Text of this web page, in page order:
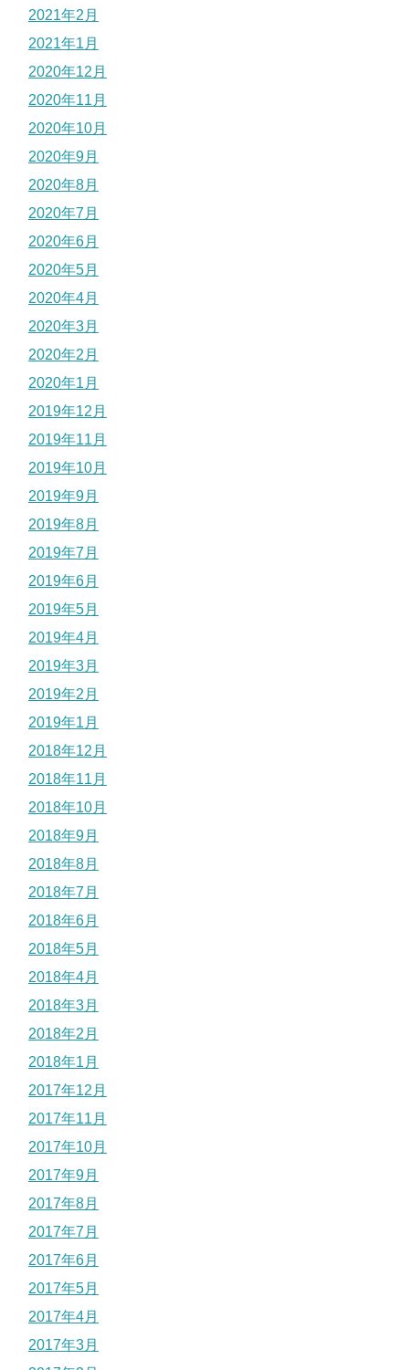
2021年2月
2021年1月
2020年12月
2020年11月
2020年10月
2020年9月
2020年8月
2020年7月
2020年6月
2020年5月
2020年4月
2020年3月
2020年2月
2020年1月
2019年12月
2019年11月
2019年10月
2019年9月
2019年8月
2019年7月
2019年6月
2019年5月
2019年4月
2019年3月
2019年2月
2019年1月
2018年12月
2018年11月
2018年10月
2018年9月
2018年8月
2018年7月
2018年6月
2018年5月
2018年4月
2018年3月
2018年2月
2018年1月
2017年12月
2017年11月
2017年10月
2017年9月
2017年8月
2017年7月
2017年6月
2017年5月
2017年4月
2017年3月